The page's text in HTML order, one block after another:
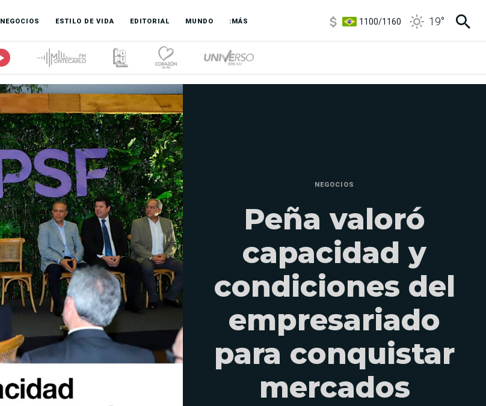
NEGOCIOS ESTILO DE VIDA EDITORIAL MUNDO :MÁS
3,8/4
19°
NEGOCIOS
Peña valoró
capacidad y
condiciones del
empresariado
para conquistar
mercados